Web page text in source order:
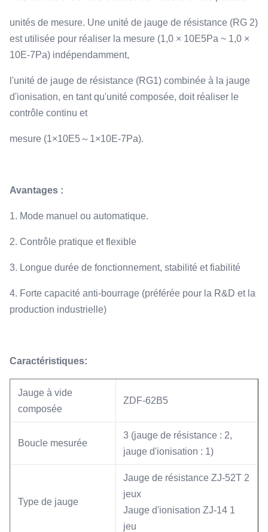
Interface:
Rs485, 0-5V
±1%
unités de mesure. Une unité de jauge de résistance (RG 2)
est utilisée pour réaliser la mesure (1,0 × 10E5Pa ~ 1,0 ×
10E-7Pa) indépendamment,
l'unité de jauge de résistance (RG1) combinée à la jauge
d'ionisation, en tant qu'unité composée, doit réaliser le
contrôle continu et
mesure (1×10E5～1×10E-7Pa).
Avantages :
1. Mode manuel ou automatique.
2. Contrôle pratique et flexible
3. Longue durée de fonctionnement, stabilité et fiabilité
4. Forte capacité anti-bourrage (préférée pour la R&D et la
production industrielle)
Caractéristiques:
Jauge à vide
composée
ZDF-62B5
Boucle mesurée
3 (jauge de résistance : 2,
jauge d'ionisation : 1)
Type de jauge
Jauge de résistance ZJ-52T 2
jeux
Jauge d'ionisation ZJ-14 1
jeu